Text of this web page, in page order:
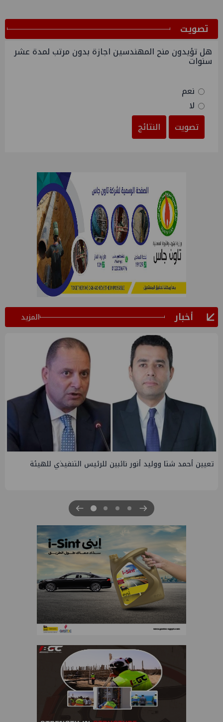
ﺗﺼﻮﻳﺖ
هل تؤيدون منح المهندسين اجازة بدون مرتب لمدة عشر
سنوات
نعم
لا
تصويت
النتائج
أخبار المزيد
التنفيذي للهيئة تاون جاس تسيطر علي كسر ماسورة في